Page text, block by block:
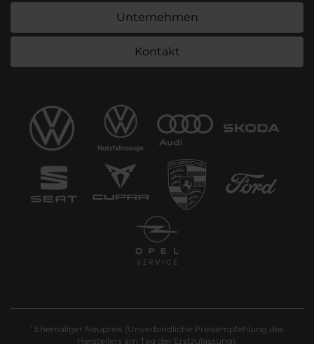
Unternehmen
Kontakt
1 Ehemaliger Neupreis (Unverbindliche Preisempfehlung des
Herstellers am Tag der Erstzulassung).